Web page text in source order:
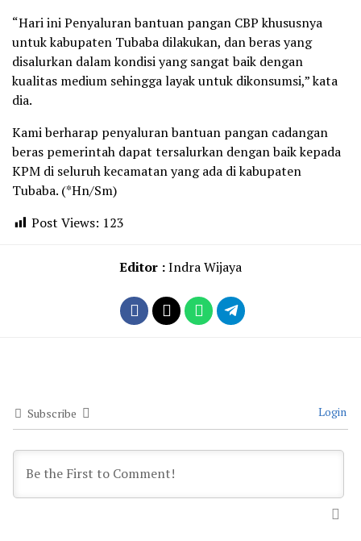
“Hari ini Penyaluran bantuan pangan CBP khususnya
untuk kabupaten Tubaba dilakukan, dan beras yang
disalurkan dalam kondisi yang sangat baik dengan
kualitas medium sehingga layak untuk dikonsumsi,” kata
dia.
Kami berharap penyaluran bantuan pangan cadangan
beras pemerintah dapat tersalurkan dengan baik kepada
KPM di seluruh kecamatan yang ada di kabupaten
Tubaba. (*Hn/Sm)
Post Views: 123
Editor :Indra Wijaya
Subscribe Login